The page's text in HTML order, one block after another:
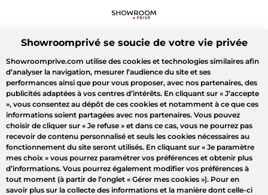
Showroomprivé se soucie de votre vie privée
Showroomprive.com utilise des cookies et technologies similaires afin
d’analyser la navigation, mesurer l’audience du site et ses
performances ainsi que pour vous proposer, avec nos partenaires, des
publicités adaptées à vos centres d’intérêts. En cliquant sur « J’accepte
», vous consentez au dépôt de ces cookies et notamment à ce que ces
informations soient partagées avec nos partenaires. Vous pouvez
choisir de cliquer sur « Je refuse » et dans ce cas, vous ne pourrez pas
recevoir de contenu personnalisé et seuls les cookies nécessaires au
fonctionnement du site seront utilisés. En cliquant sur « Je paramètre
mes choix » vous pourrez paramétrer vos préférences et obtenir plus
d’informations. Vous pourrez également modifier vos préférences à
tout moment (à partir de l’onglet « Gérer mes cookies »). Pour en
savoir plus sur la collecte des informations et la manière dont celle-ci